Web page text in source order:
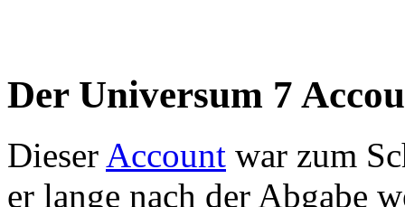
Der Universum 7
Dieser Account war zum
er lange nach der Abgabe